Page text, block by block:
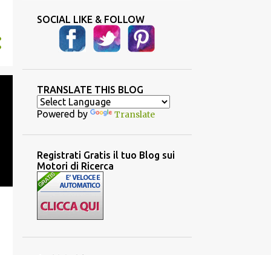
SOCIAL LIKE & FOLLOW
TRANSLATE THIS BLOG
Powered by Translate
Registrati Gratis il tuo Blog sui
Motori di Ricerca